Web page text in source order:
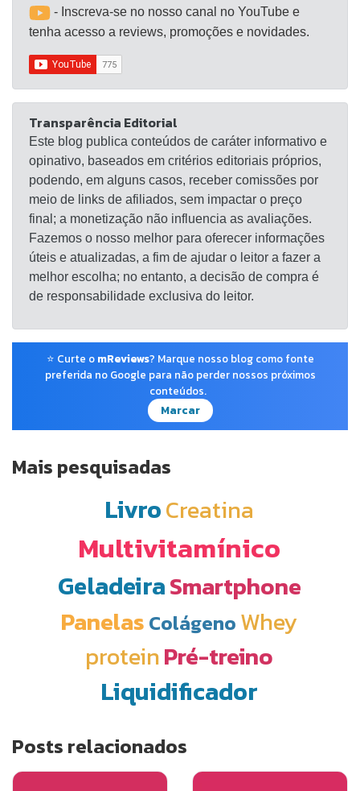
placa de calor seca revestida de cerâmica, pode
deixar o calor mais uniformemente e tornar seus
projetos mais perfeitos. DODODUM A mini máquina
de prensa térmica é muito pequena e fácil de
transportar. O pacote vem com um frasco de spray
de água e um pequeno saco de lona. Pulverize uma
pequena quantidade de água antes de passar a
ferro para tornar seu trabalho mais simples.
Coloque a mini máquina Dododum Easypress na
bolsa de lona depois de trabalhar para facilitar o
armazenamento.
- Inscreva-se no nosso canal no YouTube e
tenha acesso a reviews, promoções e novidades.
Transparência Editorial
Este blog publica conteúdos de caráter informativo e
opinativo, baseados em critérios editoriais próprios,
podendo, em alguns casos, receber comissões por
meio de links de afiliados, sem impactar o preço
final; a monetização não influencia as avaliações.
Fazemos o nosso melhor para oferecer informações
úteis e atualizadas, a fim de ajudar o leitor a fazer a
melhor escolha; no entanto, a decisão de compra é
de responsabilidade exclusiva do leitor.
⭐ Curte o mReviews? Marque nosso blog como fonte
preferida no Google para não perder nossos próximos
conteúdos.
Marcar
Mais pesquisadas
LivroCreatina
Multivitamínico
GeladeiraSmartphone
Panelas Colágeno Whey
proteinPré-treino
Liquidificador
Posts relacionados